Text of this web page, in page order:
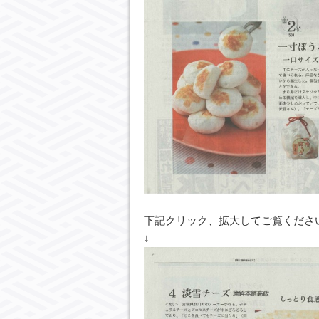
下記クリック、拡大してご覧くださ
↓